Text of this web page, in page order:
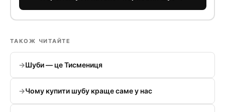
ТАКОЖ ЧИТАЙТЕ
Шуби — це Тисмениця
Чому купити шубу краще саме у нас